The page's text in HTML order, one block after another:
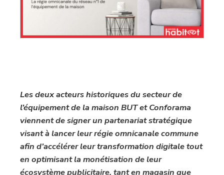
Les deux acteurs historiques du secteur de
l’équipement de la maison BUT et Conforama
viennent de signer un partenariat stratégique
visant à lancer leur régie omnicanale commune
afin d’accélérer leur transformation digitale tout
en optimisant la monétisation de leur
écosystème publicitaire, tant en magasin que